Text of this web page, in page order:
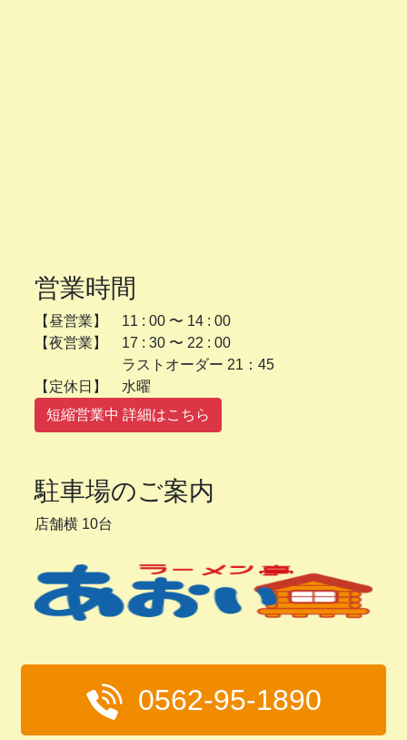
営業時間
【昼営業】 11 : 00 〜 14 : 00
【夜営業】 17 : 30 〜 22 : 00
ラストオーダー 21：45
【定休日】 水曜
短縮営業中 詳細はこちら
駐車場のご案内
店舗横 10台
0562-95-1890